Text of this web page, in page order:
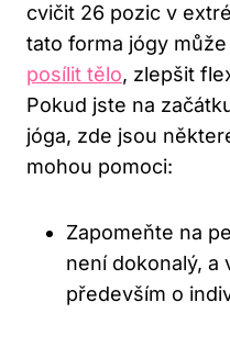
cvičit 26 pozic v
tato forma jógy
posílit tělo, zlepšit
Pokud jste na
jóga, zde jsou
mohou pomoci:
Zapomeňte na
není dokonalý, a
především o